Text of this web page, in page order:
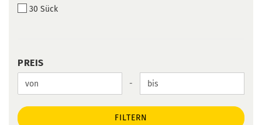
30 Sück
PREIS
PREIS
Preis bis -
FILTERN